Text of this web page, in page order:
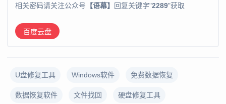
相关密码请关注公众号 【语幕】 回复关键字"2289"获取
百度云盘
U盘修复工具 Windows软件 免费数据恢复
数据恢复软件 文件找回 硬盘修复工具